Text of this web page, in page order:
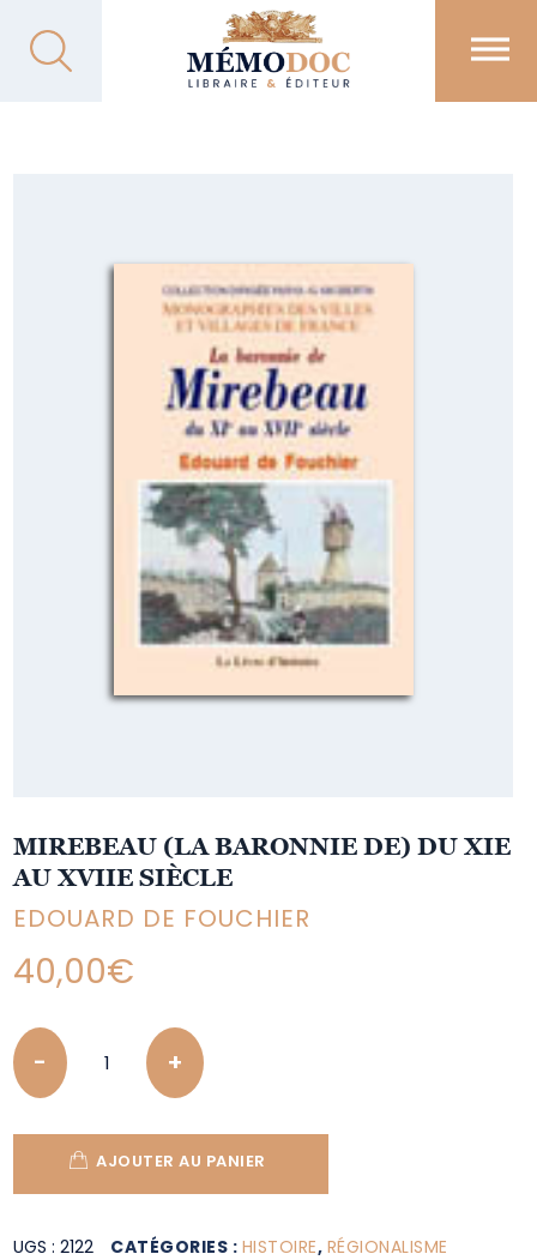
MIREBEAU (LA BARONNIE DE) DU XIE
AU XVIIE SIÈCLE
EDOUARD DE FOUCHIER
40,00€
Quantity
AJOUTER AU PANIER
UGS :2122 CATÉGORIES : HISTOIRE, RÉGIONALISME